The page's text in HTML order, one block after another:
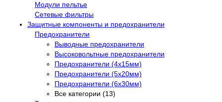
Модули пельтье
Сетевые фильтры
Защитные компоненты и предохранители
Предохранители
Выводные предохранители
Высоковольтные предохранители
Предохранители (4х15мм)
Предохранители (5х20мм)
Предохранители (6х30мм)
Все категории (13)